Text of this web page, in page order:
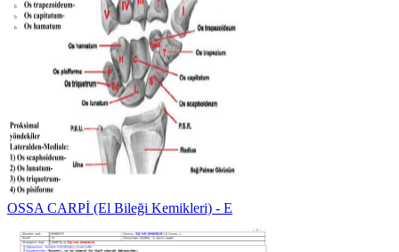
OSSA CARPİ (El Bileği Kemikleri) - E